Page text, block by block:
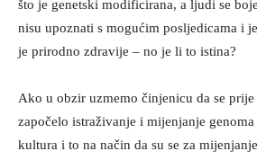
što je genetski modificirana, a ljudi se
nisu upoznati s mogućim posljedicama i
je prirodno zdravije – no je li to istina?
Ako u obzir uzmemo činjenicu da se
započelo istraživanje i mijenjanje
kultura i to na način da su se za